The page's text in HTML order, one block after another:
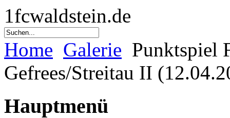
1fcwaldstein.de
Home Galerie Punktspiel
Gefrees/Streitau II
Hauptmenü